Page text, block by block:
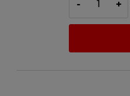
- +